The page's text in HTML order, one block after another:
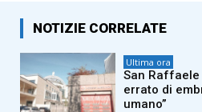
NOTIZIE CORRELATE
Ultima ora
San Raffaele
errato di
umano”